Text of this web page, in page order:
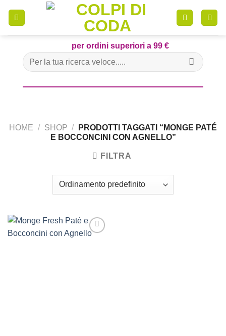
per ordini superiori a 99 €
Cerca:
HOME / SHOP /
PRODOTTI TAGGATI “MONGE PATÉ
E BOCCONCINI CON AGNELLO”
FILTRA